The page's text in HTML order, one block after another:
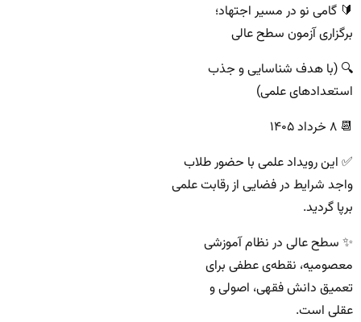
🔰 گامی نو در مسیر اجتهاد؛
برگزاری آزمون سطح عالی
🔍 (با هدف شناسایی و جذب
استعدادهای علمی)
📆 ۸ خرداد ۱۴۰۵
✅ این رویداد علمی با حضور طلاب
واجد شرایط در فضایی از رقابت علمی
برپا گردید.
✨ سطح عالی در نظام آموزشی
معصومیه، نقطه‌ی عطفی برای
تعمیق دانش فقهی، اصولی و
عقلی است.